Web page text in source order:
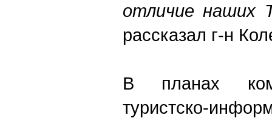
отличие наших
рассказал г-н
В планах
туристско-